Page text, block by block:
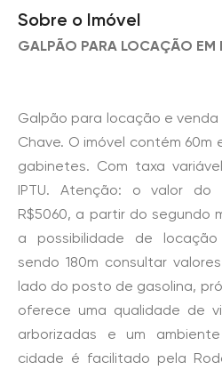
Sobre o Imóvel
GALPÃO PARA LOCAÇÃO EM
Galpão para locação e venda
Chave. O imóvel contém 60m
gabinetes. Com taxa
IPTU. Atenção: o valor do
R$5060, a partir do segundo
a possibilidade de
sendo 180m consultar
lado do posto de gasolina,
oferece uma qualidade de
arborizadas e um
cidade é facilitado pela